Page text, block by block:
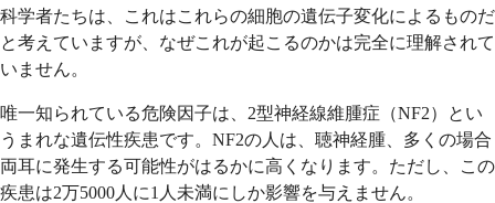
科学者たちは、これはこれらの細胞の遺伝子変化によるものだ
と考えていますが、なぜこれが起こるのかは完全に理解されて
いません。
唯一知られている危険因子は、2型神経線維腫症（NF2）とい
うまれな遺伝性疾患です。NF2の人は、聴神経腫、多くの場合
両耳に発生する可能性がはるかに高くなります。ただし、この
疾患は2万5000人に1人未満にしか影響を与えません。